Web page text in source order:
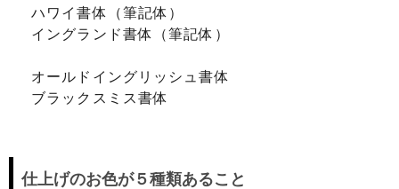
ハワイ書体（筆記体）
イングランド書体（筆記体）
オールドイングリッシュ書体
ブラックスミス書体
仕上げのお色が５種類あること